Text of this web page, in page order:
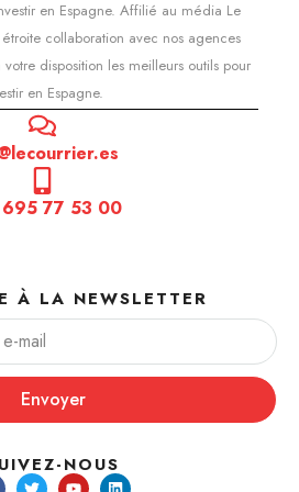
en Espagne. Affilié au média Le
collaboration avec nos agences
disposition les meilleurs outils pour
en Espagne.
77 53 00
À LA NEWSLETTER
Envoyer
NOUS